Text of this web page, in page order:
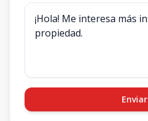
Enviar